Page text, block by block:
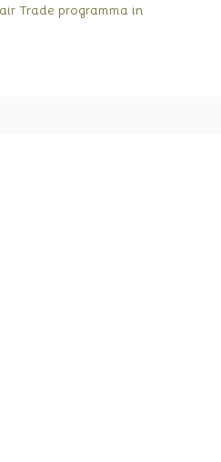
Trade programma in